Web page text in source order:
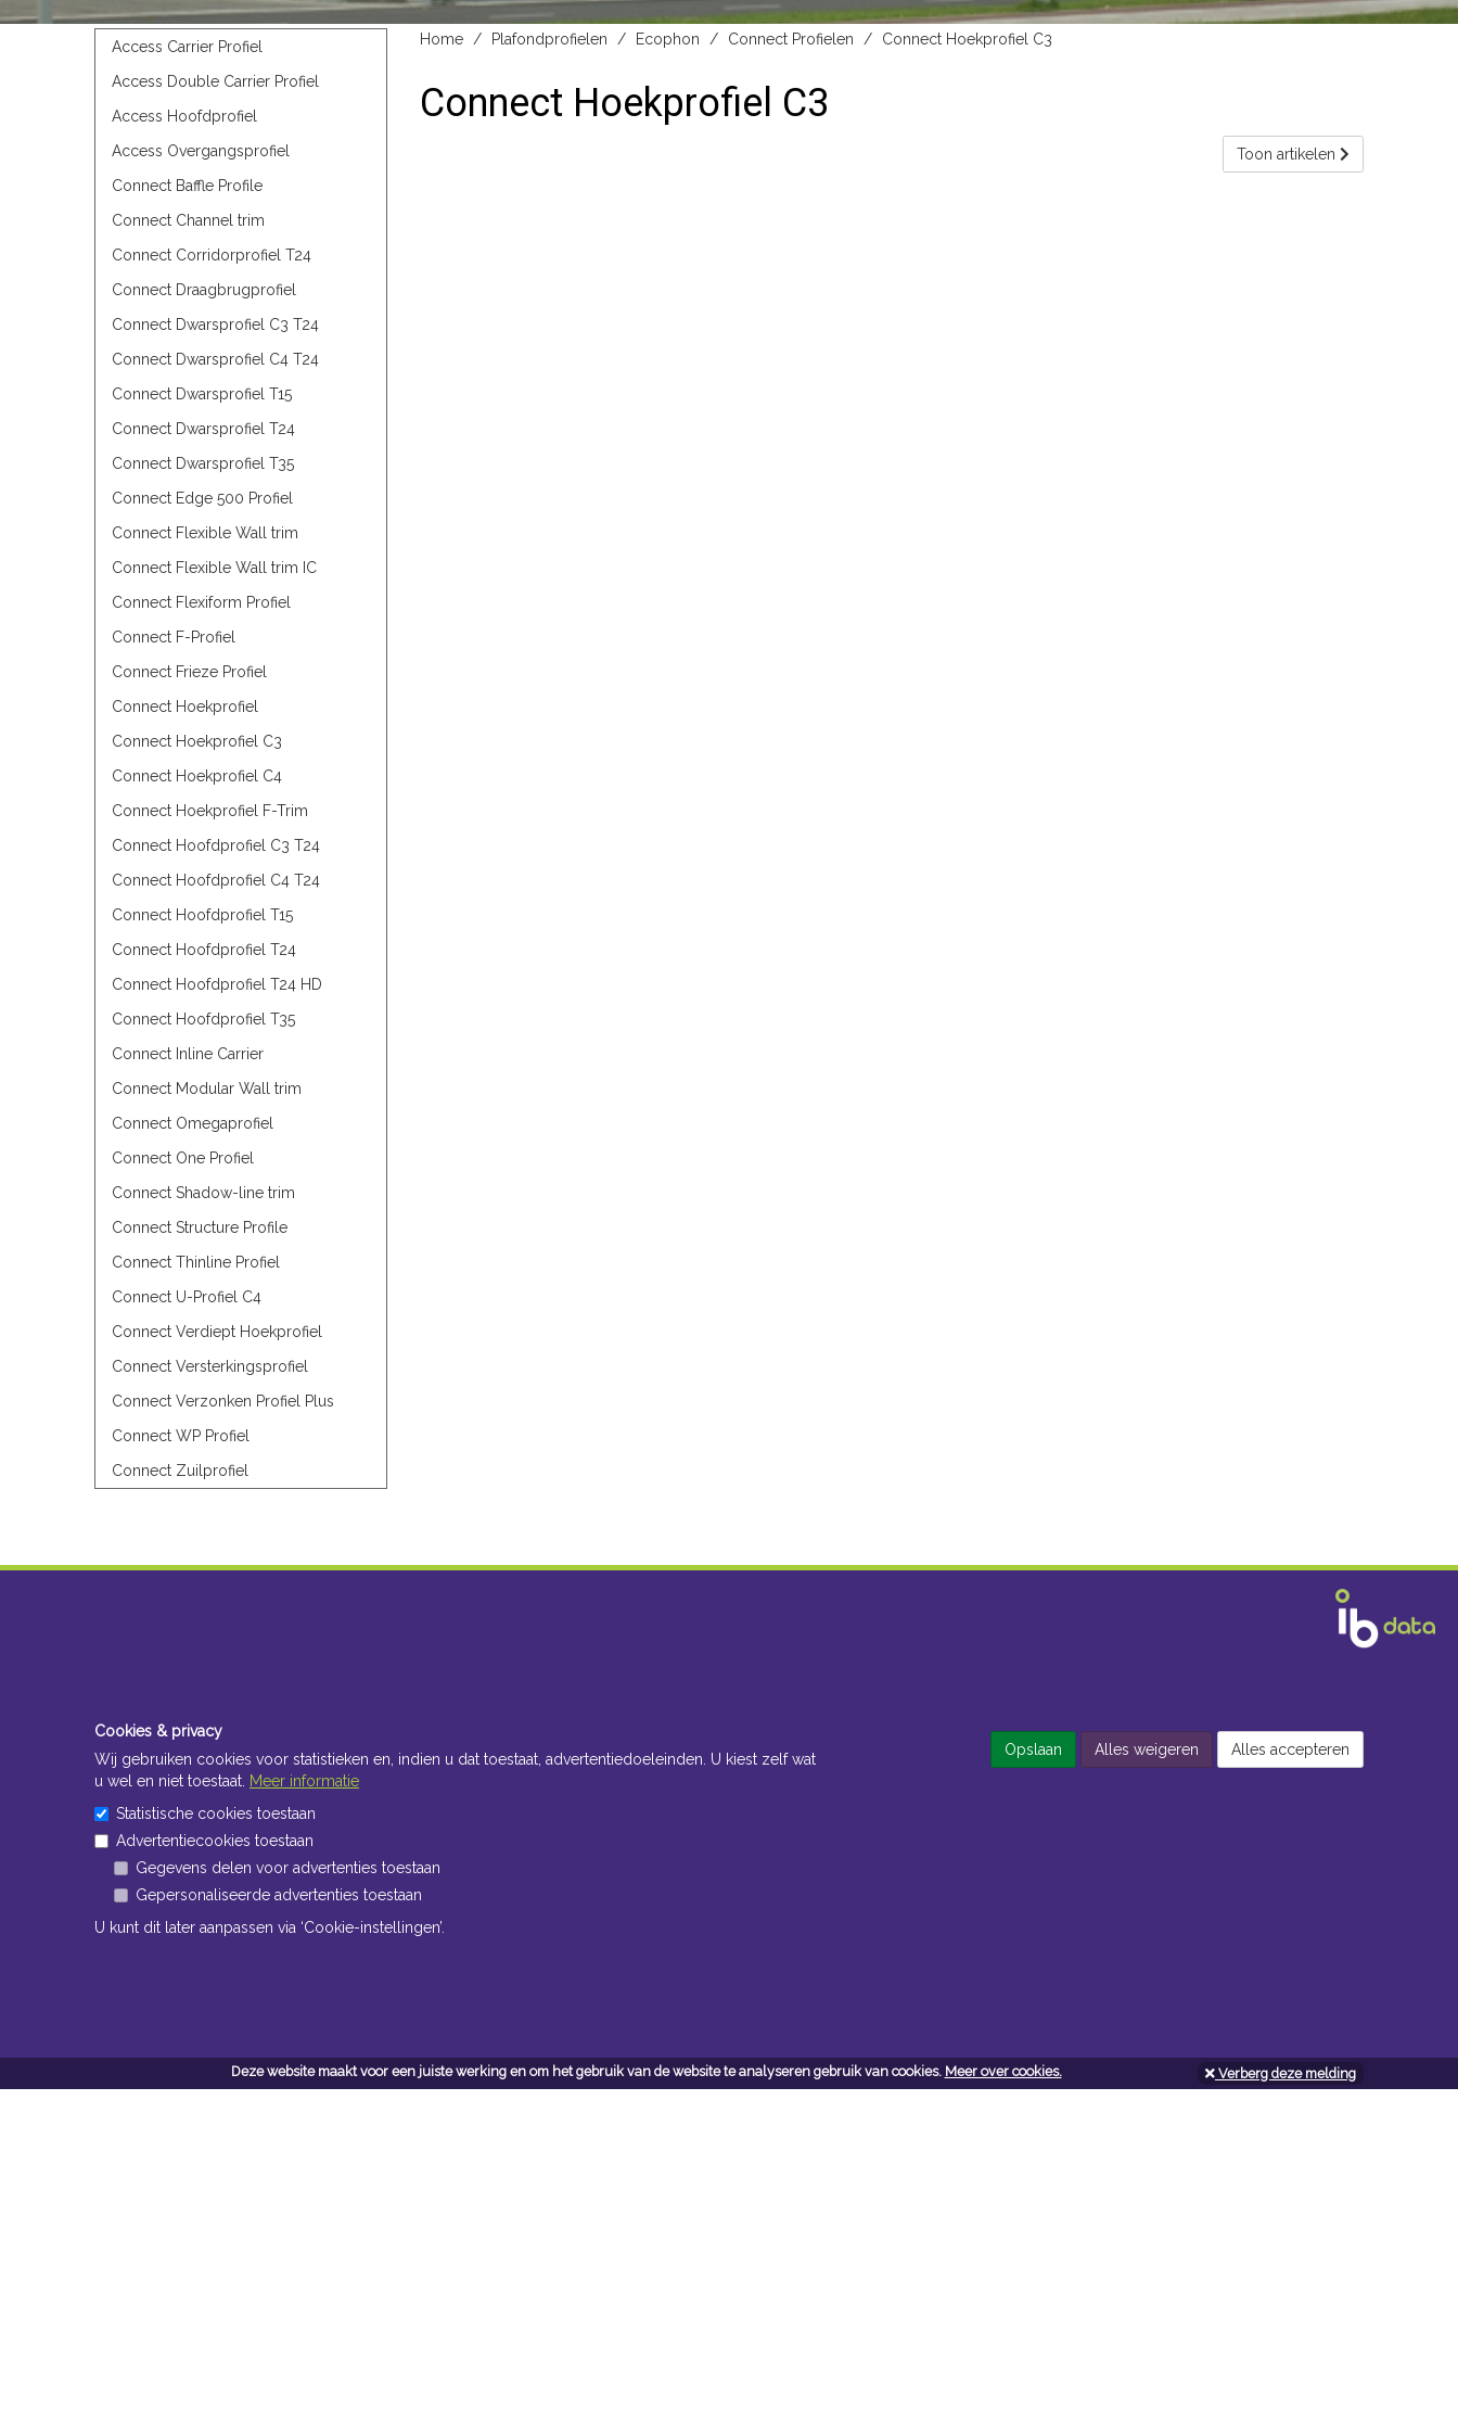
Deze website maakt voor een juiste werking en om het gebruik van de website te analyseren gebruik van cookies. Meer over cookies. Verberg deze melding
Home Plafondprofielen Ecophon Connect Profielen Connect Hoekprofiel C3
Connect Hoekprofiel C3
Toon artikelen
Access Carrier Profiel
Access Double Carrier Profiel
Access Hoofdprofiel
Access Overgangsprofiel
Connect Baffle Profile
Connect Channel trim
Connect Corridorprofiel T24
Connect Draagbrugprofiel
Connect Dwarsprofiel C3 T24
Connect Dwarsprofiel C4 T24
Connect Dwarsprofiel T15
Connect Dwarsprofiel T24
Connect Dwarsprofiel T35
Connect Edge 500 Profiel
Connect Flexible Wall trim
Connect Flexible Wall trim IC
Connect Flexiform Profiel
Connect F-Profiel
Connect Frieze Profiel
Connect Hoekprofiel
Connect Hoekprofiel C3
Connect Hoekprofiel C4
Connect Hoekprofiel F-Trim
Connect Hoofdprofiel C3 T24
Connect Hoofdprofiel C4 T24
Connect Hoofdprofiel T15
Connect Hoofdprofiel T24
Connect Hoofdprofiel T24 HD
Connect Hoofdprofiel T35
Connect Inline Carrier
Connect Modular Wall trim
Connect Omegaprofiel
Connect One Profiel
Connect Shadow-line trim
Connect Structure Profile
Connect Thinline Profiel
Connect U-Profiel C4
Connect Verdiept Hoekprofiel
Connect Versterkingsprofiel
Connect Verzonken Profiel Plus
Connect WP Profiel
Connect Zuilprofiel
Cookies & privacy
Wij gebruiken cookies voor statistieken en, indien u dat toestaat, advertentiedoeleinden. U kiest zelf wat
u wel en niet toestaat. Meer informatie
Statistische cookies toestaan
Advertentiecookies toestaan
Gegevens delen voor advertenties toestaan
Gepersonaliseerde advertenties toestaan
U kunt dit later aanpassen via ‘Cookie-instellingen’.
Opslaan Alles weigeren Alles accepteren